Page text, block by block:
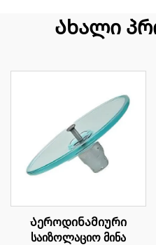
Ახალი
Აეროდინამიური
საიზოლაციო მინა